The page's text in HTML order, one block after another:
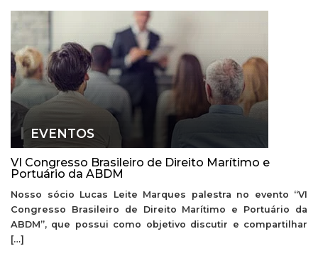
EVENTOS
VI Congresso Brasileiro de Direito Marítimo e
Portuário da ABDM
Nosso sócio Lucas Leite Marques palestra no evento “VI
Congresso Brasileiro de Direito Marítimo e Portuário da
ABDM”, que possui como objetivo discutir e compartilhar
[…]